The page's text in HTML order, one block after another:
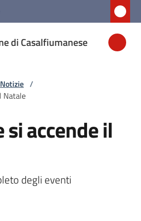
di Casalfiumanese
Notizie /
Natale
si accende il
degli eventi